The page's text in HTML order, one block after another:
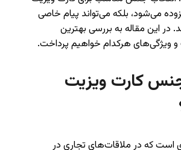
می‌شود، بلکه می‌تواند پیام خاصی
در این مقاله به بررسی بهترین
ویژگی‌های هرکدام خواهیم پرداخت.
کارت ویزیت
است که در ملاقات‌های تجاری در